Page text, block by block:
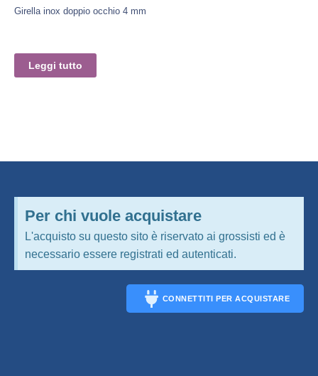
Girella inox doppio occhio 4 mm
Leggi tutto
Per chi vuole acquistare
L'acquisto su questo sito è riservato ai grossisti ed è
necessario essere registrati ed autenticati.
CONNETTITI PER ACQUISTARE